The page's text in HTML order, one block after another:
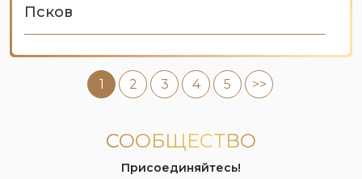
Псков
1 2 3 4 5 >>
СООБЩЕСТВО
Присоединяйтесь!